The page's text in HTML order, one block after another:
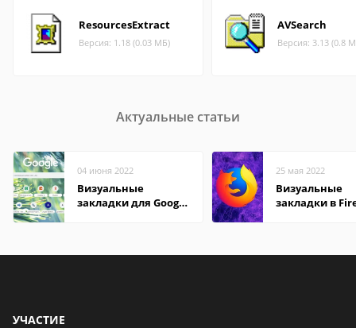
ResourcesExtract
Версия: 1.18 (0.03 МБ)
AVSearch
Версия: 3.13 (0.8
Актуальные статьи
04 июня 2022
Визуальные
закладки для Google
25 мая 2022
Визуальные
закладки в
УЧАСТИЕ